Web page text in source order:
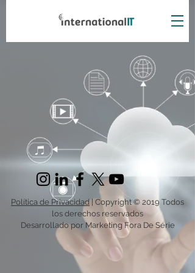
Política de Privacidad| Copyright © 2019 Todos
los derechos reservados
Desarrollado por Marketing Fora De Série